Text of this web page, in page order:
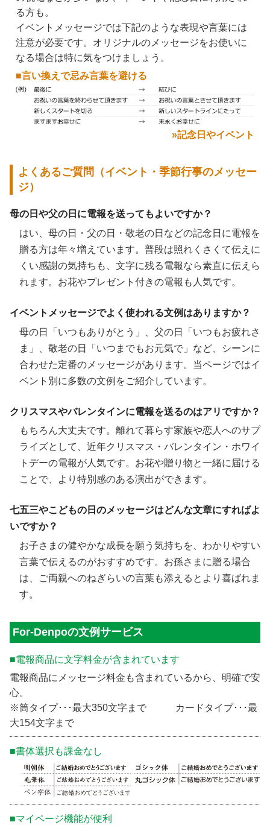
る方も。
イベントメッセージでは下記のような表現や言葉には
注意が必要です。オリジナルのメッセージをお使いに
なる場合は特に気をつけましょう。
■言い換えで忌み言葉を避ける
»記念日やイベント
よくあるご質問（イベント・季節行事のメッセー
ジ）
母の日や父の日に電報を送ってもよいですか？
はい、母の日・父の日・敬老の日などの記念日に電報を
贈る方は年々増えています。普段は照れくさくて伝えに
くい感謝の気持ちも、文字に残る電報なら素直に伝えら
れます。お花やプレゼント付きの電報も人気です。
イベントメッセージでよく使われる文例はありますか？
母の日「いつもありがとう」、父の日「いつもお疲れさ
ま」、敬老の日「いつまでもお元気で」など、シーンに
合わせた定番のメッセージがあります。当ページではイ
ベント別に多数の文例をご紹介しています。
クリスマスやバレンタインに電報を送るのはアリですか？
もちろん大丈夫です。離れて暮らす家族や恋人へのサプ
ライズとして、近年クリスマス・バレンタイン・ホワイ
トデーの電報が人気です。お花や贈り物と一緒に届ける
ことで、より特別感のある演出ができます。
七五三やこどもの日のメッセージはどんな文章にすればよ
いですか？
お子さまの健やかな成長を願う気持ちを、わかりやすい
言葉で伝えるのがおすすめです。お孫さまに贈る場合
は、ご両親へのねぎらいの言葉も添えるとより喜ばれま
す。
For-Denpoの文例サービス
■電報商品に文字料金が含まれています
電報商品にメッセージ料金も含まれているから、明確で安
心。
※筒タイプ･･･最大350文字まで カードタイプ･･･最
大154文字まで
■書体選択も課金なし
■マイページ機能が便利